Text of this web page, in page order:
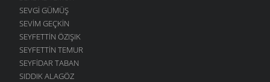
SEVGI GÜMÜŞ
SEVIM GEÇKIN
SEYFETTIN ÖZIŞIK
SEYFETTIN TEMUR
SEYFIDAR TABAN
SIDDIK ALAGÖZ